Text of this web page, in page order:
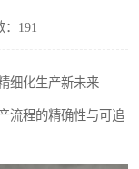
：191
细化生产新未来
流程的精确性与可追